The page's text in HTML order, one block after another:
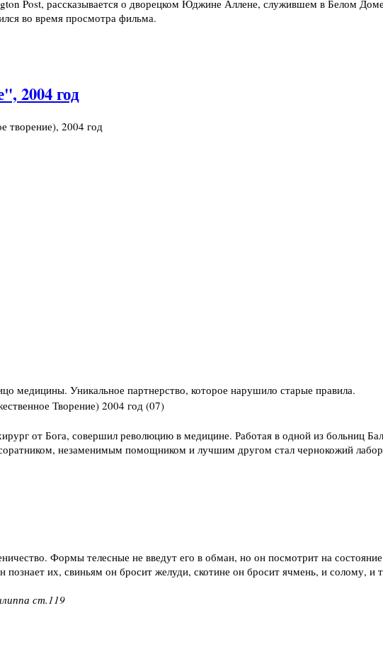
Post, рассказывается о дворецком Юджине Аллене, служившем в Белом
во время просмотра фильма.
2004 год
медицины. Уникальное партнерство, которое нарушило старые правила.
от Бога, совершил революцию в медицине. Работая в одной из больниц
незаменимым помощником и лучшим другом стал чернокожий
Формы телесные не введут его в обман, но он посмотрит на
их, свиньям он бросит желуди, скотине он бросит ячмень, и солому, и
ст.119